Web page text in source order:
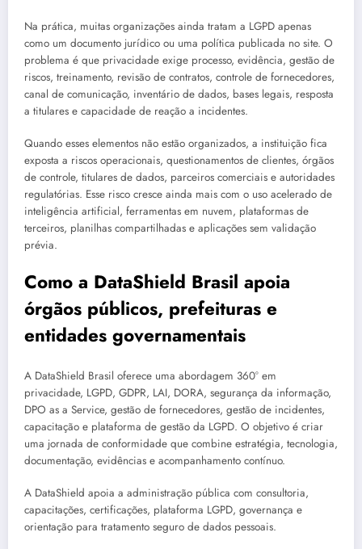
Na prática, muitas organizações ainda tratam a LGPD apenas
como um documento jurídico ou uma política publicada no site. O
problema é que privacidade exige processo, evidência, gestão de
riscos, treinamento, revisão de contratos, controle de fornecedores,
canal de comunicação, inventário de dados, bases legais, resposta
a titulares e capacidade de reação a incidentes.
Quando esses elementos não estão organizados, a instituição fica
exposta a riscos operacionais, questionamentos de clientes, órgãos
de controle, titulares de dados, parceiros comerciais e autoridades
regulatórias. Esse risco cresce ainda mais com o uso acelerado de
inteligência artificial, ferramentas em nuvem, plataformas de
terceiros, planilhas compartilhadas e aplicações sem validação
prévia.
Como a DataShield Brasil apoia
órgãos públicos, prefeituras e
entidades governamentais
A DataShield Brasil oferece uma abordagem 360° em
privacidade, LGPD, GDPR, LAI, DORA, segurança da informação,
DPO as a Service, gestão de fornecedores, gestão de incidentes,
capacitação e plataforma de gestão da LGPD. O objetivo é criar
uma jornada de conformidade que combine estratégia, tecnologia,
documentação, evidências e acompanhamento contínuo.
A DataShield apoia a administração pública com consultoria,
capacitações, certificações, plataforma LGPD, governança e
orientação para tratamento seguro de dados pessoais.